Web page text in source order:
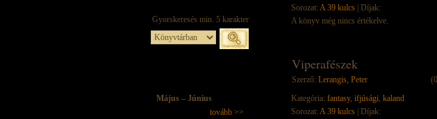
Május – Június
tovább >>
Sorozat: A 39 kulcs| Díjak:
A könyv még nincs értékelve.
Viperafészek
Szerző: Lerangis, Peter
Kategória: fantasy, ifjúsági, kaland
Sorozat: A 39 kulcs| Díjak: